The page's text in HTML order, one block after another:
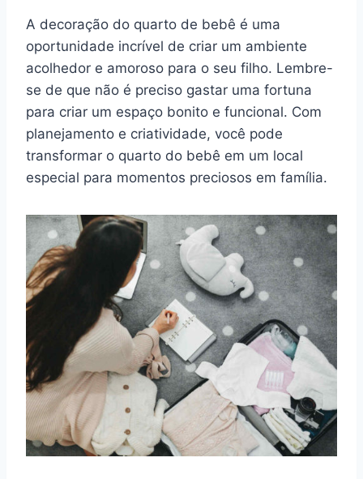
A decoração do quarto de bebê é uma
oportunidade incrível de criar um ambiente
acolhedor e amoroso para o seu filho. Lembre-
se de que não é preciso gastar uma fortuna
para criar um espaço bonito e funcional. Com
planejamento e criatividade, você pode
transformar o quarto do bebê em um local
especial para momentos preciosos em família.